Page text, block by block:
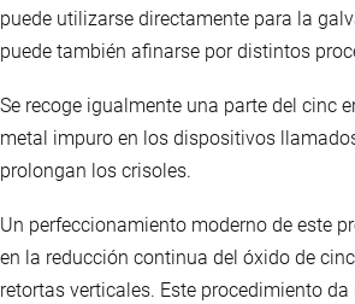
puede utilizarse directamente para la
puede también afinarse por distintos
Se recoge igualmente una parte del cinc
metal impuro en los dispositivos
prolongan los crisoles.
Un perfeccionamiento moderno de este
en la reducción continua del óxido de
retortas verticales. Este procedimiento